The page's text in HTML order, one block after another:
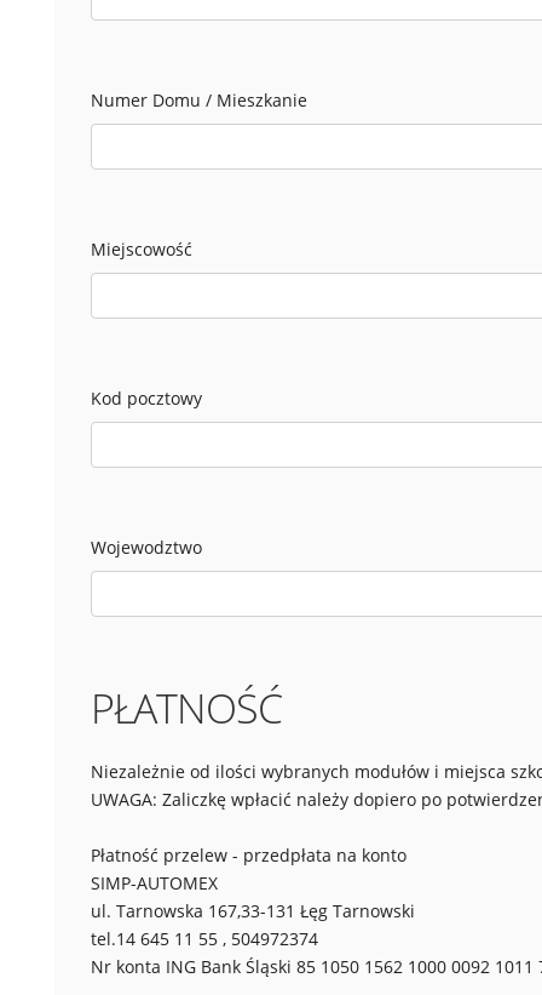
Numer Domu / Mieszkanie
Miejscowość
Kod pocztowy
Wojewodztwo
PŁATNOŚĆ
Niezależnie od ilości wybranych modułów i miejsca
UWAGA: Zaliczkę wpłacić należy dopiero po
Płatność przelew - przedpłata na konto
SIMP-AUTOMEX
ul. Tarnowska 167,33-131 Łęg Tarnowski
tel.14 645 11 55 , 504972374
Nr konta ING Bank Śląski 85 1050 1562 1000 0092 1011